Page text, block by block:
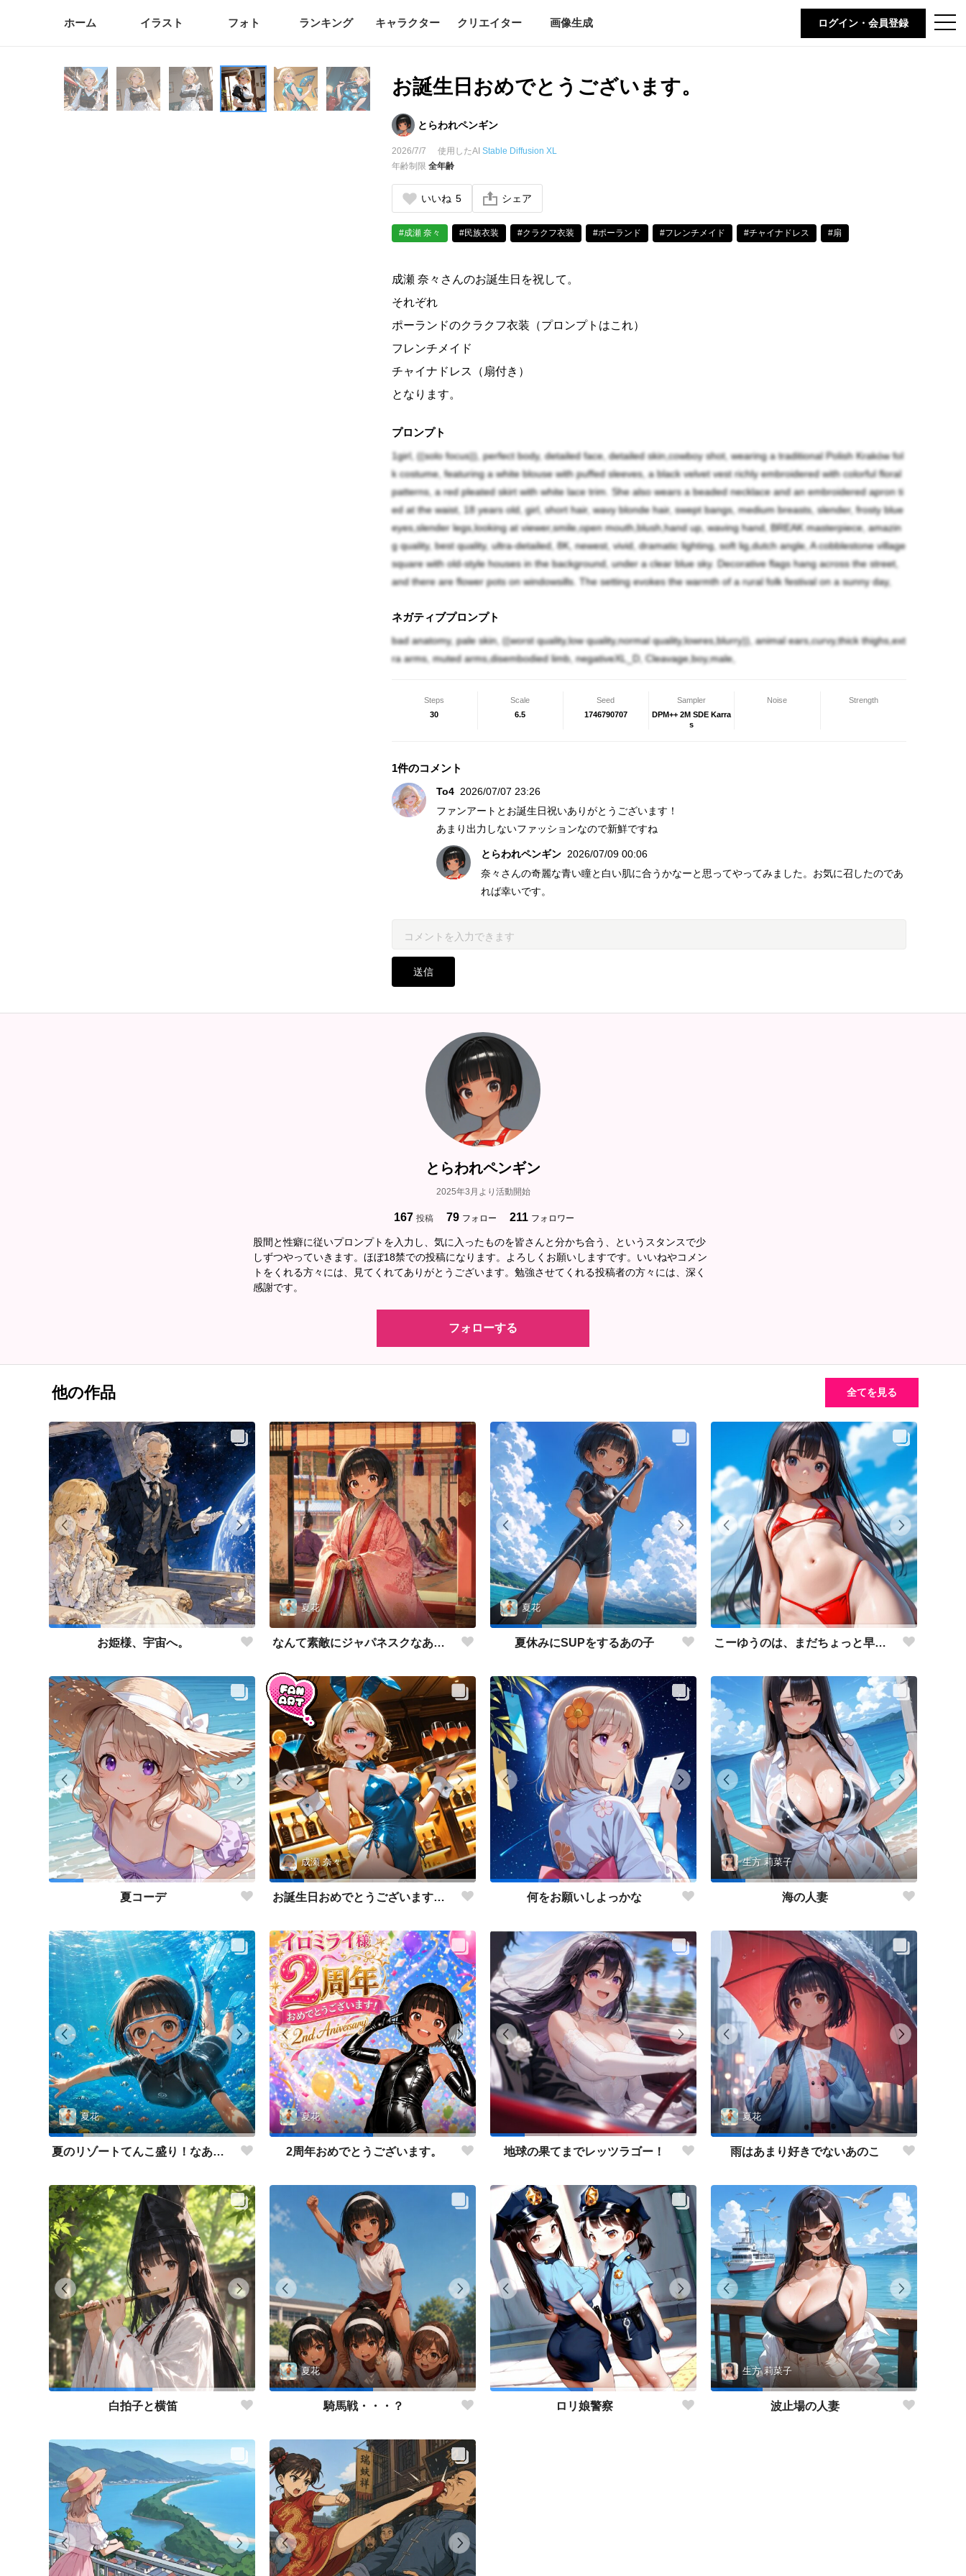
t
o
ホーム イラスト フォト ランキング キャラクター クリエイター 画像生成 ログイン・会員登録
お誕生日おめでとうございます。
とらわれペンギン
2026/7/7 使用したAIStable Diffusion XL
年齢制限全年齢
いいね 5 シェア
#成瀬 奈々 #民族衣装 #クラクフ衣装 #ポーランド #フレンチメイド #チャイナドレス #扇
成瀬 奈々さんのお誕生日を祝して。
それぞれ
ポーランドのクラクフ衣装（プロンプトはこれ）
フレンチメイド
チャイナドレス（扇付き）
となります。
プロンプト
1girl, ((solo focus)), perfect body, detailed face, detailed skin,cowboy shot, wearing a traditional Polish Kraków fol
k costume, featuring a white blouse with puffed sleeves, a black velvet vest richly embroidered with colorful floral
patterns, a red pleated skirt with white lace trim. She also wears a beaded necklace and an embroidered apron ti
ed at the waist, 18 years old, girl, short hair, wavy blonde hair, swept bangs, medium breasts, slender, frosty blue
eyes,slender legs,looking at viewer,smile,open mouth,blush,hand up, waving hand, BREAK masterpiece, amazin
g quality, best quality, ultra-detailed, 8K, newest, vivid, dramatic lighting, soft lig,dutch angle, A cobblestone village
square with old-style houses in the background, under a clear blue sky. Decorative flags hang across the street,
and there are flower pots on windowsills. The setting evokes the warmth of a rural folk festival on a sunny day,
ネガティブプロンプト
bad anatomy, pale skin, ((worst quality,low quality,normal quality,lowres,blurry)), animal ears,curvy,thick thighs,ext
ra arms, muted arms,disembodied limb, negativeXL_D, Cleavage,boy,male,
Steps
30
Scale
6.5
Seed
1746790707
Sampler
DPM++ 2M SDE Karra
s
Noise Strength
1件のコメント
To4 2026/07/07 23:26
ファンアートとお誕生日祝いありがとうございます！
あまり出力しないファッションなので新鮮ですね
とらわれペンギン 2026/07/09 00:06
奈々さんの奇麗な青い瞳と白い肌に合うかなーと思ってやってみました。お気に召したのであ
れば幸いです。
送信
とらわれペンギン
2025年3月より活動開始
167 投稿 79 フォロー 211 フォロワー
股間と性癖に従いプロンプトを入力し、気に入ったものを皆さんと分かち合う、というスタンスで少
しずつやっていきます。ほぼ18禁での投稿になります。よろしくお願いしますです。いいねやコメン
トをくれる方々には、見てくれてありがとうございます。勉強させてくれる投稿者の方々には、深く
感謝です。
フォローする
他の作品 全てを見る
お姫様、宇宙へ。
夏花
なんて素敵にジャパネスクなあの子
夏花
夏休みにSUPをするあの子 こーゆうのは、まだちょっと早いと思うけどなぁ・・・。
夏コーデ
成瀬 奈々
お誕生日おめでとうございます。（R15Ver） 何をお願いしよっかな
生方 莉菜子
海の人妻
夏花
夏のリゾートてんこ盛り！なあの子
夏花
2周年おめでとうございます。 地球の果てまでレッツラゴー！
夏花
雨はあまり好きでないあのこ
白拍子と横笛
夏花
騎馬戦・・・？ ロリ娘警察
生方 莉菜子
波止場の人妻